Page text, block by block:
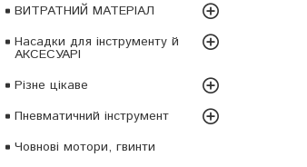
ВИТРАТНИЙ МАТЕРІАЛ
Насадки для інструменту й
АКСЕСУАРІ
Різне цікаве
Пневматичний інструмент
Човнові мотори, гвинти